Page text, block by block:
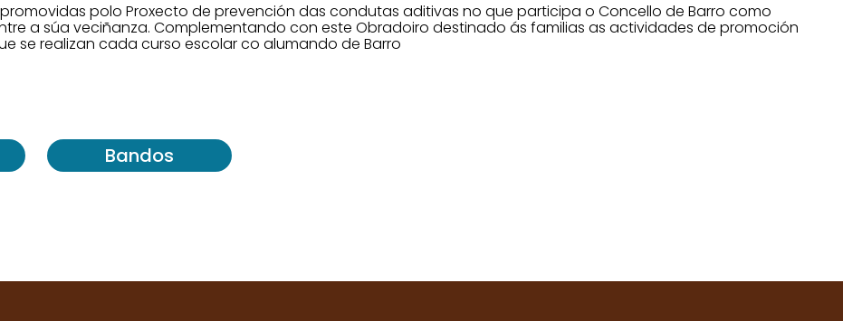
polo Proxecto de prevención das condutas aditivas no que participa o Concello de Barro como
a súa veciñanza. Complementando con este Obradoiro destinado ás familias as actividades de promoción
se realizan cada curso escolar co alumando de Barro
Bandos